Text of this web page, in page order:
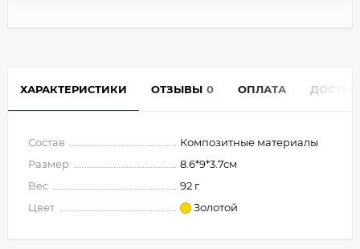
ХАРАКТЕРИСТИКИ ОТЗЫВЫ 0 ОПЛАТА
Состав
Композитные материалы
Размер
8.6*9*3.7см
Вес
92 г
Цвет
Золотой